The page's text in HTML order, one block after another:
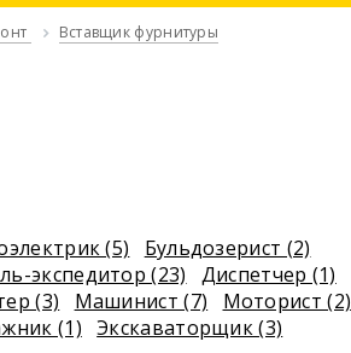
Вставщик фурнитуры
(5)
Бульдозерист (2)
экспедитор (23)
Диспетчер (1)
(3) Машинист (7)
Моторист (2)
(1) Экскаваторщик (3)